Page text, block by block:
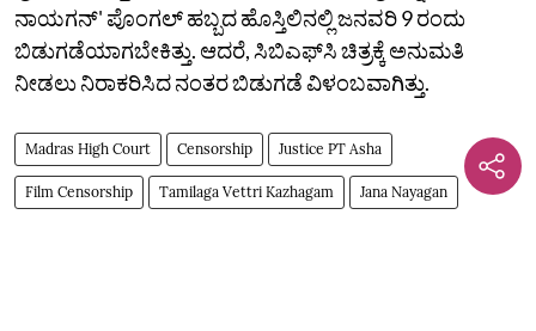
ನಾಯಗನ್' ಪೊಂಗಲ್‌ ಹಬ್ಬದ ಹೊಸ್ತಿಲಿನಲ್ಲಿ ಜನವರಿ 9 ರಂದು
ಬಿಡುಗಡೆಯಾಗಬೇಕಿತ್ತು. ಆದರೆ, ಸಿಬಿಎಫ್‌ಸಿ ಚಿತ್ರಕ್ಕೆ ಅನುಮತಿ
ನೀಡಲು ನಿರಾಕರಿಸಿದ ನಂತರ ಬಿಡುಗಡೆ ವಿಳಂಬವಾಗಿತ್ತು.
Madras High Court Censorship Justice PT Asha
Film Censorship Tamilaga Vettri Kazhagam Jana Nayagan